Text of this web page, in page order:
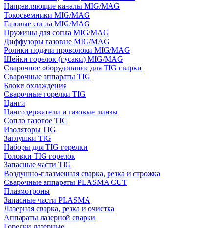
Направляющие каналы MIG/MAG
Токосъемники MIG/MAG
Газовые сопла MIG/MAG
Пружины для сопла MIG/MAG
Диффузоры газовые MIG/MAG
Ролики подачи проволоки MIG/MAG
Шейки горелок (гусаки) MIG/MAG
Сварочное оборудование для TIG сварки
Сварочные аппараты TIG
Блоки охлаждения
Сварочные горелки TIG
Цанги
Цангодержатели и газовые линзы
Сопло газовое TIG
Изоляторы TIG
Заглушки TIG
Наборы для TIG горелки
Головки TIG горелок
Запасные части TIG
Воздушно-плазменная сварка, резка и строжка
Сварочные аппараты PLASMA CUT
Плазмотроны
Запасные части PLASMA
Лазерная сварка, резка и очистка
Аппараты лазерной сварки
Горелки лазерные